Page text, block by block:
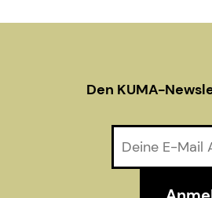
Den KUMA-